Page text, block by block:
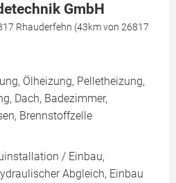
GmbH
Rhauderfehn (43km von 26817
Ölheizung, Pelletheizung,
Dach, Badezimmer,
Brennstoffzelle
/ Einbau,
Abgleich, Einbau